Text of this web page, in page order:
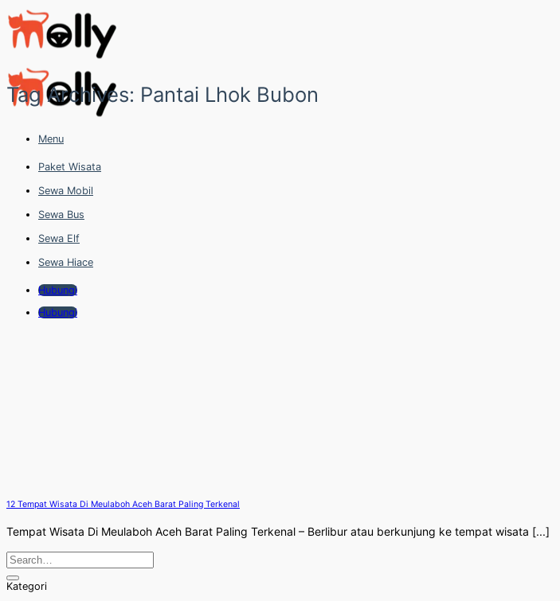
Skip
to
content
Menu
Paket Wisata
Sewa Mobil
Sewa Bus
Sewa Elf
Sewa Hiace
Hubungi
Hubungi
Tag Archives: Pantai Lhok Bubon
12 Tempat Wisata Di Meulaboh Aceh Barat Paling Terkenal
Tempat Wisata Di Meulaboh Aceh Barat Paling Terkenal – Berlibur atau berkunjung ke tempat wisata [...]
Kategori